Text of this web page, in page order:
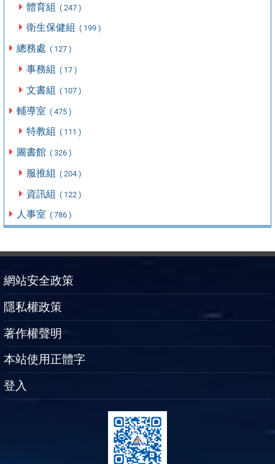
體育組 ( 247 )
衛生保健組 ( 199 )
總務處 ( 127 )
事務組 ( 17 )
文書組 ( 107 )
輔導室 ( 475 )
特教組 ( 111 )
圖書館 ( 326 )
服推組 ( 204 )
資訊組 ( 122 )
人事室 ( 786 )
網站安全政策
隱私權政策
著作權聲明
本站使用正體字
登入